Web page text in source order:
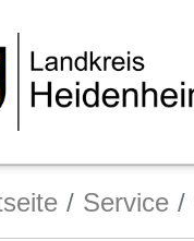
Service